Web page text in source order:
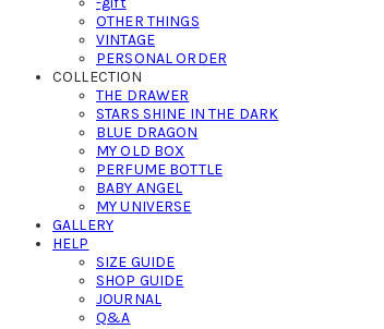
OTHER THINGS
VINTAGE
PERSONAL ORDER
COLLECTION
THE DRAWER
STARS SHINE IN THE DARK
BLUE DRAGON
MY OLD BOX
PERFUME BOTTLE
BABY ANGEL
MY UNIVERSE
GALLERY
HELP
SIZE GUIDE
SHOP GUIDE
JOURNAL
Q&A